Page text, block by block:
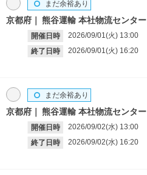
京都府 熊谷運輸 本社物流センター
開催日時 2026/09/01(火) 13:00
終了日時
2026/09/01(火) 16:20
まだ余裕あり
京都府 熊谷運輸 本社物流センター
開催日時 2026/09/02(水) 13:00
終了日時
2026/09/02(水) 16:20
まだ余裕あり